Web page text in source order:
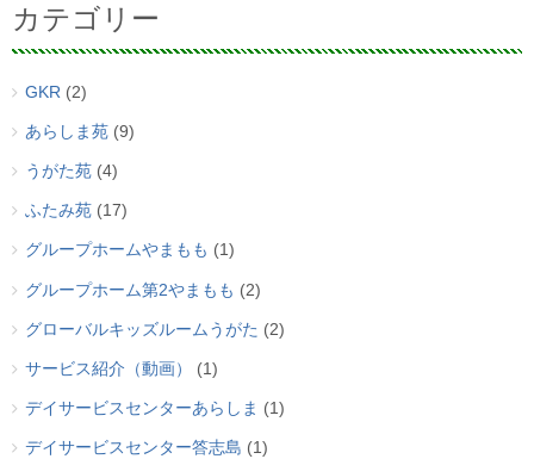
カテゴリー
GKR (2)
あらしま苑 (9)
うがた苑 (4)
ふたみ苑 (17)
グループホームやまもも (1)
グループホーム第2やまもも (2)
グローバルキッズルームうがた (2)
サービス紹介（動画） (1)
デイサービスセンターあらしま (1)
デイサービスセンター答志島 (1)